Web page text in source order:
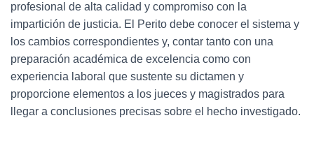
profesional de alta calidad y compromiso con la
impartición de justicia. El Perito debe conocer el sistema y
los cambios correspondientes y, contar tanto con una
preparación académica de excelencia como con
experiencia laboral que sustente su dictamen y
proporcione elementos a los jueces y magistrados para
llegar a conclusiones precisas sobre el hecho investigado.